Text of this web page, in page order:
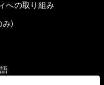
への取り組み
み)